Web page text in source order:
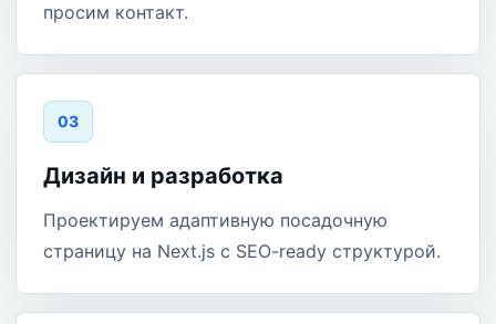
просим контакт.
03
Дизайн и разработка
Проектируем адаптивную посадочную
страницу на Next.js с SEO-ready структурой.